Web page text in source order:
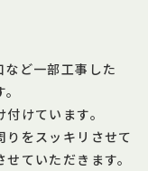
ど一部工事した
けています。
りをスッキリさせて
ていただきます。